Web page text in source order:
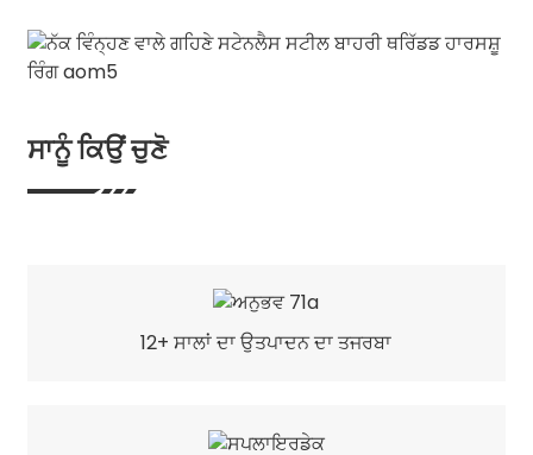
ਸਾਨੂੰ ਕਿਉਂ ਚੁਣੋ
12+ ਸਾਲਾਂ ਦਾ ਉਤਪਾਦਨ ਦਾ ਤਜਰਬਾ